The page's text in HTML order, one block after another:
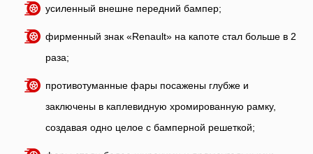
усиленный внешне передний бампер;
фирменный знак «Renault» на капоте стал больше в 2
раза;
противотуманные фары посажены глубже и
заключены в каплевидную хромированную рамку,
создавая одно целое с бамперной решеткой;